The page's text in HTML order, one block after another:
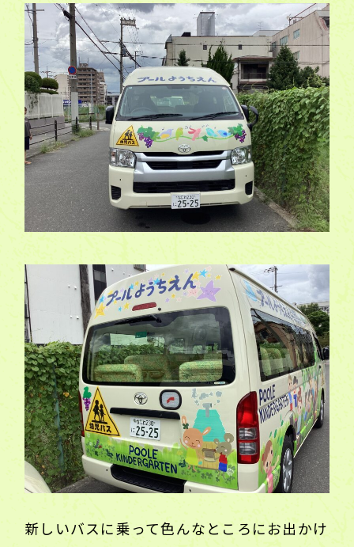
新しいバスに乗って色んなところにお出かけ